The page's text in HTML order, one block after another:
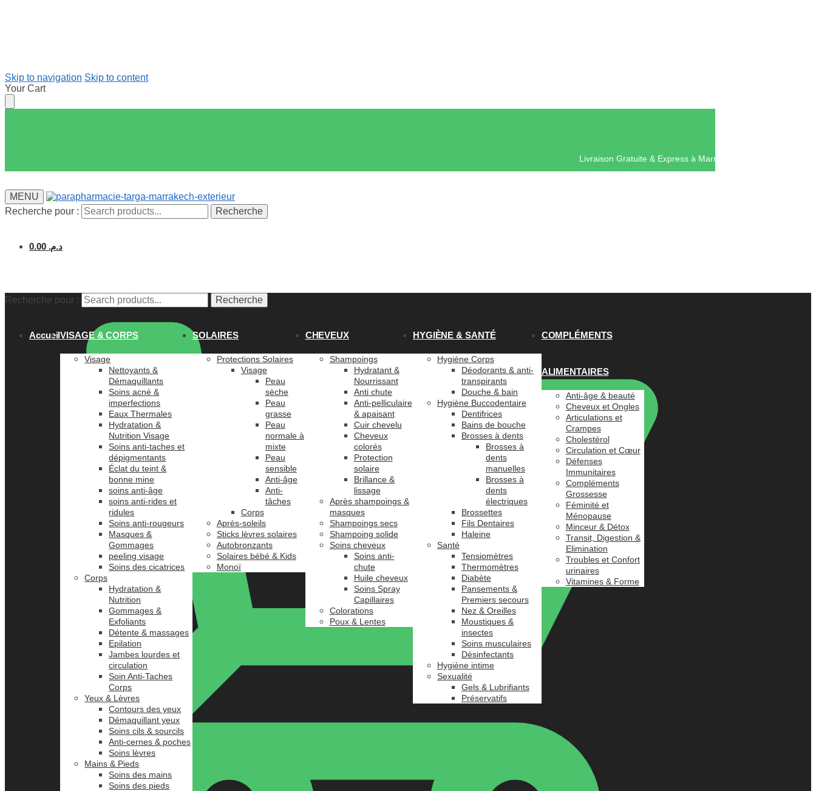
Skip to navigation Skip to content
Your Cart
Livraison Gratuite & Express à
MENU
Recherche pour :
Recherche
د.م. 0.00
Recherche pour : Recherche
AccueilVISAGE & CORPS
Visage
Nettoyants &
Démaquillants
Soins acné &
imperfections
Eaux Thermales
Hydratation &
Nutrition Visage
Soins anti-taches et
dépigmentants
Éclat du teint &
bonne mine
soins anti-âge
soins anti-rides et
ridules
Soins anti-rougeurs
Masques &
Gommages
peeling visage
Soins des cicatrices
Corps
Hydratation &
Nutrition
Gommages &
Exfoliants
Détente & massages
Epilation
Jambes lourdes et
circulation
Soin Anti-Taches
Corps
Yeux & Lèvres
Contours des yeux
Démaquillant yeux
Soins cils & sourcils
Anti-cernes & poches
Soins lèvres
Mains & Pieds
Soins des mains
Soins des pieds
SOLAIRES
Protections Solaires
Visage
Peau
sèche
Peau
grasse
Peau
normale à
mixte
Peau
sensible
Anti-âge
Anti-
tâches
Corps
Après-soleils
Sticks lèvres solaires
Autobronzants
Solaires bébé & Kids
Monoï
CHEVEUX
Shampoings
Hydratant &
Nourrissant
Anti chute
Anti-pelliculaire
& apaisant
Cuir chevelu
Cheveux
colorés
Protection
solaire
Brillance &
lissage
Après shampoings &
masques
Shampoings secs
Shampoing solide
Soins cheveux
Soins anti-
chute
Huile cheveux
Soins Spray
Capillaires
Colorations
Poux & Lentes
HYGIÈNE & SANTÉ
Hygiène Corps
Déodorants & anti-
transpirants
Douche & bain
Hygiène Buccodentaire
Dentifrices
Bains de bouche
Brosses à dents
Brosses à
dents
manuelles
Brosses à
dents
électriques
Brossettes
Fils Dentaires
Haleine
Santé
Tensiomètres
Thermomètres
Diabète
Pansements &
Premiers secours
Nez & Oreilles
Moustiques &
insectes
Soins musculaires
Désinfectants
Hygiène intime
Sexualité
Gels & Lubrifiants
Préservatifs
COMPLÉMENTS
ALIMENTAIRES
Anti-âge & beauté
Cheveux et Ongles
Articulations et
Crampes
Cholestérol
Circulation et Cœur
Défenses
Immunitaires
Compléments
Grossesse
Féminité et
Ménopause
Minceur & Détox
Transit, Digestion &
Elimination
Troubles et Confort
urinaires
Vitamines & Forme